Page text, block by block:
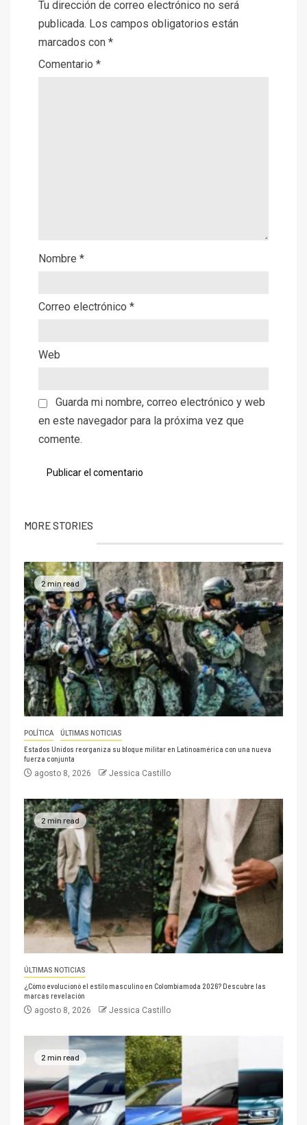
Tu dirección de correo electrónico no será
publicada. Los campos obligatorios están
marcados con *
Comentario *
Nombre *
Correo electrónico *
Web
Guarda mi nombre, correo electrónico y web
en este navegador para la próxima vez que
comente.
MORE STORIES
2 min read
POLÍTICA ÚLTIMAS NOTICIAS
Estados Unidos reorganiza su bloque militar en Latinoamérica con una nueva
fuerza conjunta
agosto 8, 2026 Jessica Castillo
2 min read
ÚLTIMAS NOTICIAS
¿Cómo evolucionó el estilo masculino en Colombiamoda 2026? Descubre las
marcas revelación
agosto 8, 2026 Jessica Castillo
2 min read